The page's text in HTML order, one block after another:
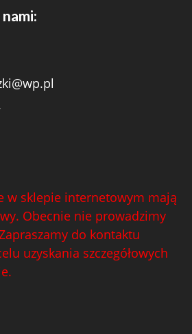
w sklepie internetowym mają
Obecnie nie prowadzimy
do kontaktu
uzyskania szczegółowych